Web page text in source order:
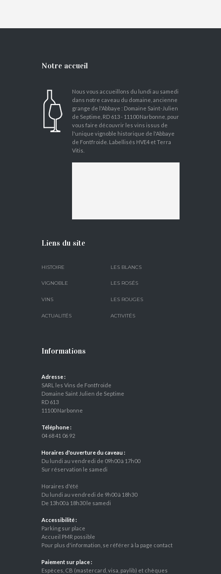
Notre accueil
Nous vous accueillons du lundi au samedi
dans notre caveau du domaine, ancienne
grange de l'Abbaye : Domaine Saint-Julien
de Septime, RD 613 - 11100 Narbonne, pour
vous faire découvrir les vins issus de
l'unique vignoble historique de l'Abbaye
de Fontfroide. Labellisés HVE4 et Terra
Vitis.
Liens du site
HISTOIRE LES BLANCS
VIGNOBLE LES ROSÉS
VINS LES ROUGES
ACTUALITÉS ACTIVITÉS
Informations
Adresse :
SARL les Vins de Fontfroide
Domaine Saint Julien de Septime
RD 613
11100 Narbonne
Téléphone :
04 68 41 06 92
Horaires d'ouverture du caveau :
Du lundi au vendredi de 09h00 à 17h00
Sur réservation le samedi
Horaires d'été
Du lundi au vendredi de 9h00 à 18h30
De 13h00 à 18h30 le samedi
Accessibilité :
Parking sur place
Accueil PMR possible
Pour plus d'information, se référer à la page contact
Paiement sur place :
Espèces, CB (mastercard, visa, paylib) et chèques